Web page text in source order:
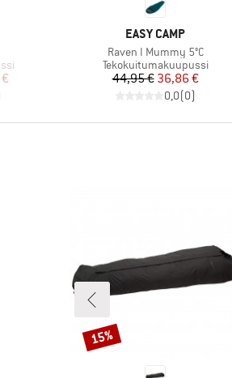
hinta
MERKKI
EASY CAMP
Tuote
Raven I Mummy 5°C
Tuoteryhmä
Tekokuitumakuupussi
Hinta
44,95 €Alennettu hinta
36,86 €
0,0(0)
Alennus
15%